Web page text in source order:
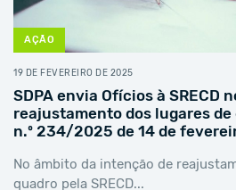
AÇÃO
19 DE FEVEREIRO DE 2025
SDPA envia Ofícios à SRECD
reajustamento dos lugares de
n.º 234/2025 de 14 de
No âmbito da intenção de
quadro pela SRECD...